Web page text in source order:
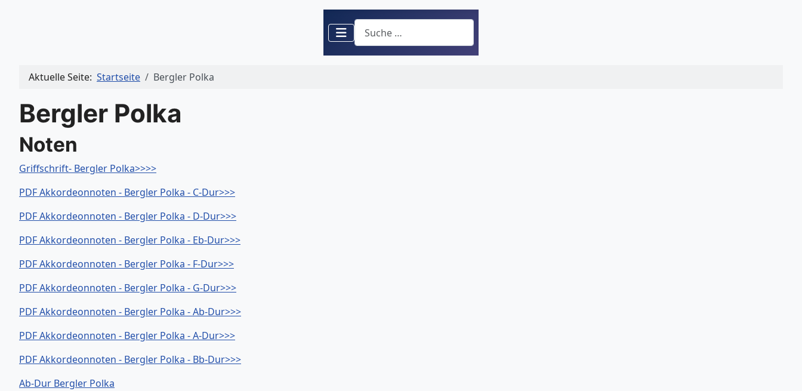
Suchen
Aktuelle Seite: Startseite Bergler Polka
Bergler Polka
Noten
Griffschrift- Bergler Polka>>>>
PDF Akkordeonnoten - Bergler Polka - C-Dur>>>
PDF Akkordeonnoten - Bergler Polka - D-Dur>>>
PDF Akkordeonnoten - Bergler Polka - Eb-Dur>>>
PDF Akkordeonnoten - Bergler Polka - F-Dur>>>
PDF Akkordeonnoten - Bergler Polka - G-Dur>>>
PDF Akkordeonnoten - Bergler Polka - Ab-Dur>>>
PDF Akkordeonnoten - Bergler Polka - A-Dur>>>
PDF Akkordeonnoten - Bergler Polka - Bb-Dur>>>
Ab-Dur Bergler Polka